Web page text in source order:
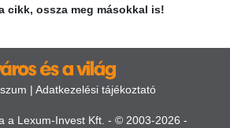
cikk, ossza meg másokkal is!
| Adatkezelési tájékoztató
a Lexum-Invest Kft. - © 2003-2026 -